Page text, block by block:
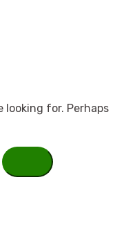
looking for. Perhaps